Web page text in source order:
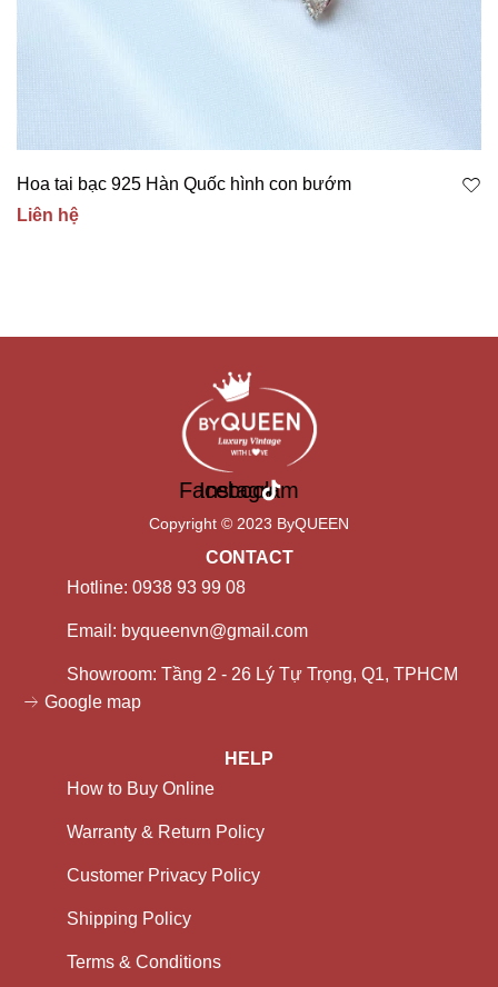
Hoa tai bạc 925 Hàn Quốc hình con bướm
Liên hệ
Facebook
Instagram
Copyright © 2023 ByQUEEN
CONTACT
Hotline: 0938 93 99 08
Email: byqueenvn@gmail.com
Showroom: Tầng 2 - 26 Lý Tự Trọng, Q1, TPHCM
Google map
HELP
How to Buy Online
Warranty & Return Policy
Customer Privacy Policy
Shipping Policy
Terms & Conditions